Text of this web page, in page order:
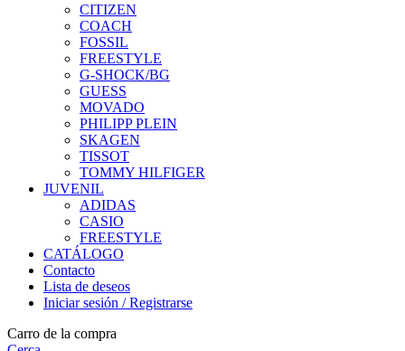
CITIZEN
COACH
FOSSIL
FREESTYLE
G-SHOCK/BG
GUESS
MOVADO
PHILIPP PLEIN
SKAGEN
TISSOT
TOMMY HILFIGER
JUVENIL
ADIDAS
CASIO
FREESTYLE
CATÁLOGO
Contacto
Lista de deseos
Iniciar sesión / Registrarse
Carro de la compra